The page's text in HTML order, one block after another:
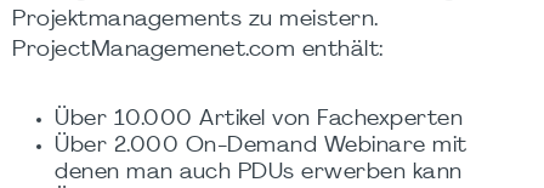
Projektmanagements zu meistern.
ProjectManagemenet.com enthält:
Über 10.000 Artikel von Fachexperten
Über 2.000 On-Demand Webinare mit
denen man auch PDUs erwerben kann